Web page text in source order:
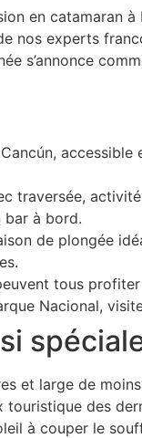
en catamaran
nos experts
s’annonce
traversée,
bar à bord.
de plongée
tous
Nacional,
et large de
des
à couper le